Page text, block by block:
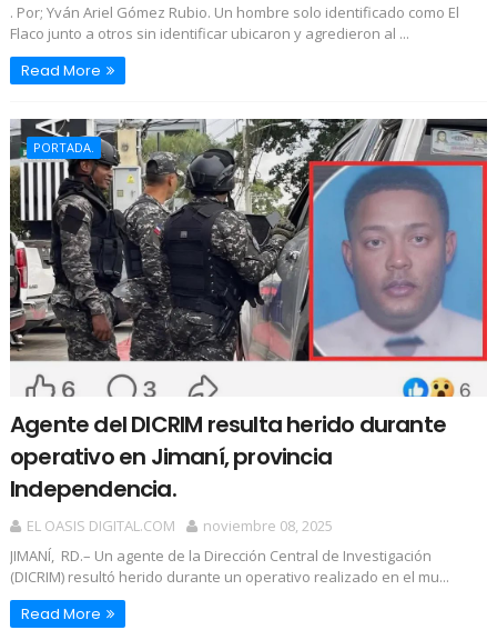
. Por; Yván Ariel Gómez Rubio. Un hombre solo identificado como El
Flaco junto a otros sin identificar ubicaron y agredieron al ...
Read More
PORTADA.
Agente del DICRIM resulta herido durante
operativo en Jimaní, provincia
Independencia.
EL OASIS DIGITAL.COM
noviembre 08, 2025
JIMANÍ, RD.– Un agente de la Dirección Central de Investigación
(DICRIM) resultó herido durante un operativo realizado en el mu...
Read More